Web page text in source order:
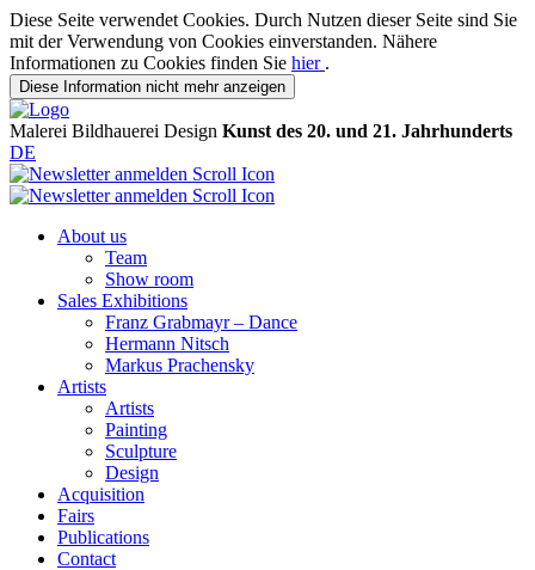
Diese Seite verwendet Cookies. Durch Nutzen dieser Seite sind Sie
mit der Verwendung von Cookies einverstanden. Nähere
Informationen zu Cookies finden Sie hier .
Diese Information nicht mehr anzeigen
Malerei Bildhauerei Design Kunst des 20. und 21. Jahrhunderts
DE
About us
Team
Show room
Sales Exhibitions
Franz Grabmayr – Dance
Hermann Nitsch
Markus Prachensky
Artists
Artists
Painting
Sculpture
Design
Acquisition
Fairs
Publications
Contact